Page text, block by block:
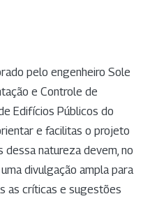
pelo engenheiro Sole
e Controle de
Edifícios Públicos do
e facilitas o projeto
dessa natureza devem, no
divulgação ampla para
as críticas e sugestões